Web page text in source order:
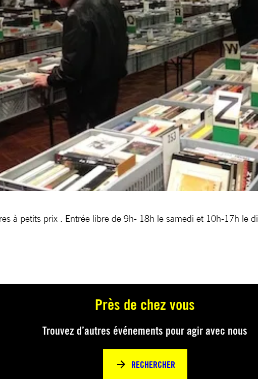
à petits prix . Entrée libre de 9h- 18h le samedi et 10h-17h le
Près de chez vous
Trouvez d’autres événements pour agir avec nous
RECHERCHER